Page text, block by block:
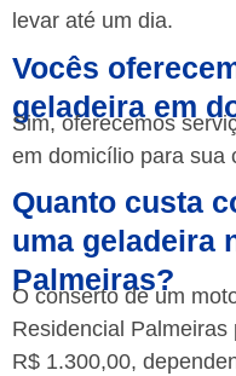
levar até um dia.
Vocês
geladeira em
Sim, oferecemos
em domicílio para sua
Quanto custa
uma geladeira
Palmeiras?
O conserto de um
Residencial
R$ 1.300,00,